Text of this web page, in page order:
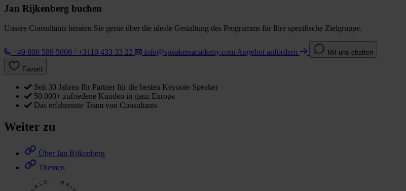
Jan Rijkenberg buchen
Unsere Consultants beraten Sie gerne über die ideale Gestaltung des Programms für Ihre spezifische Zielgruppe.
+49 800 589 5006 / +3110 433 33 22 info@speakersacademy.com Angebot anfordern Mit uns chatten
Favorit
Seit 30 Jahren Ihr Partner für die besten Keynote-Speaker
50.000+ zufriedene Kunden in ganz Europa
Das erfahrenste Team von Consultants
Weiter zu
Über Jan Rijkenberg
Themen